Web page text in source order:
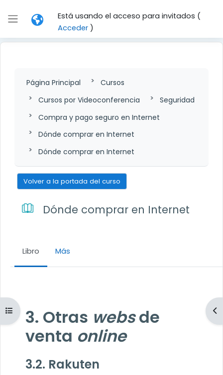
Panel lateral
Está usando el acceso para invitados (
Acceder)
Abrir índice del curso
Página Principal
Cursos
Cursos por Videoconferencia
Seguridad
Compra y pago seguro en Internet
Dónde comprar en Internet
Dónde comprar en Internet
Volver a la portada del curso
Dónde comprar en Internet
Libro Más
3. Otras websde
venta online
3.2. Rakuten